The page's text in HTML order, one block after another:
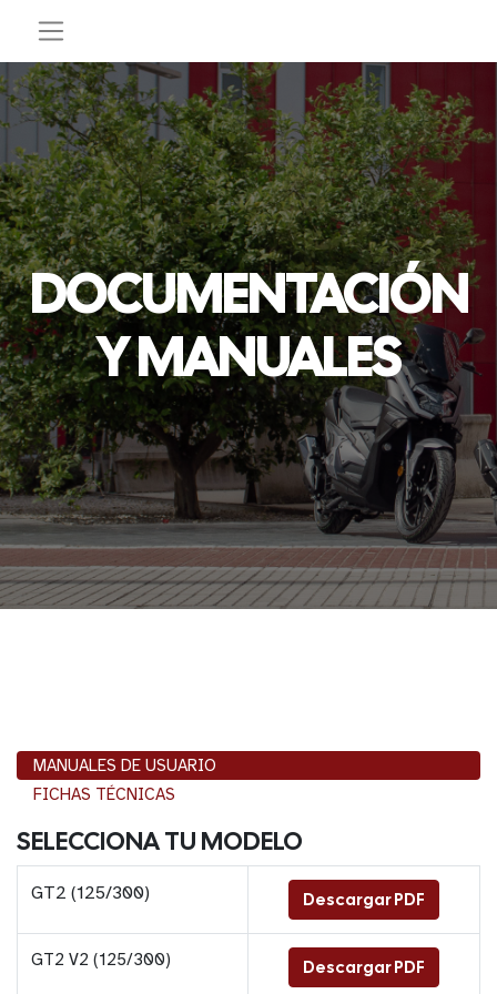
DOCUMENTACIÓN
Y MANUALES
MANUALES DE USUARIO
FICHAS TÉCNICAS
SELECCIONA TU MODELO
GT2 (125/300) Descargar PDF
GT2 V2 (125/300) Descargar PDF